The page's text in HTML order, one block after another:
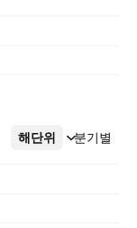
해단위 분기별
더보기